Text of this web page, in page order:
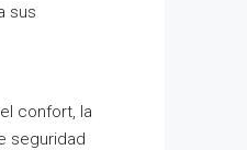
sus
confort, la
seguridad